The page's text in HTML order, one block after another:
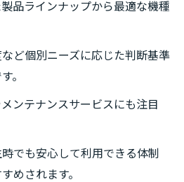
品ラインナップから最適な機種
ど個別ニーズに応じた判断基準
。
ンテナンスサービスにも注目
でも安心して利用できる体制
めされます。